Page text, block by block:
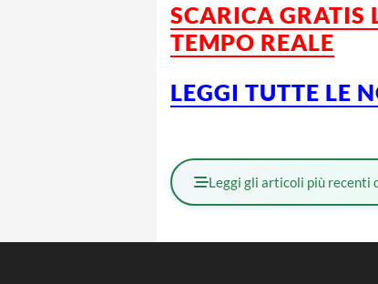
SCARICA GRATIS
TEMPO REALE
LEGGI TUTTE LE
Leggi gli articoli più recenti